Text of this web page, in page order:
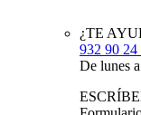
¿TE
932 90 24
De lunes